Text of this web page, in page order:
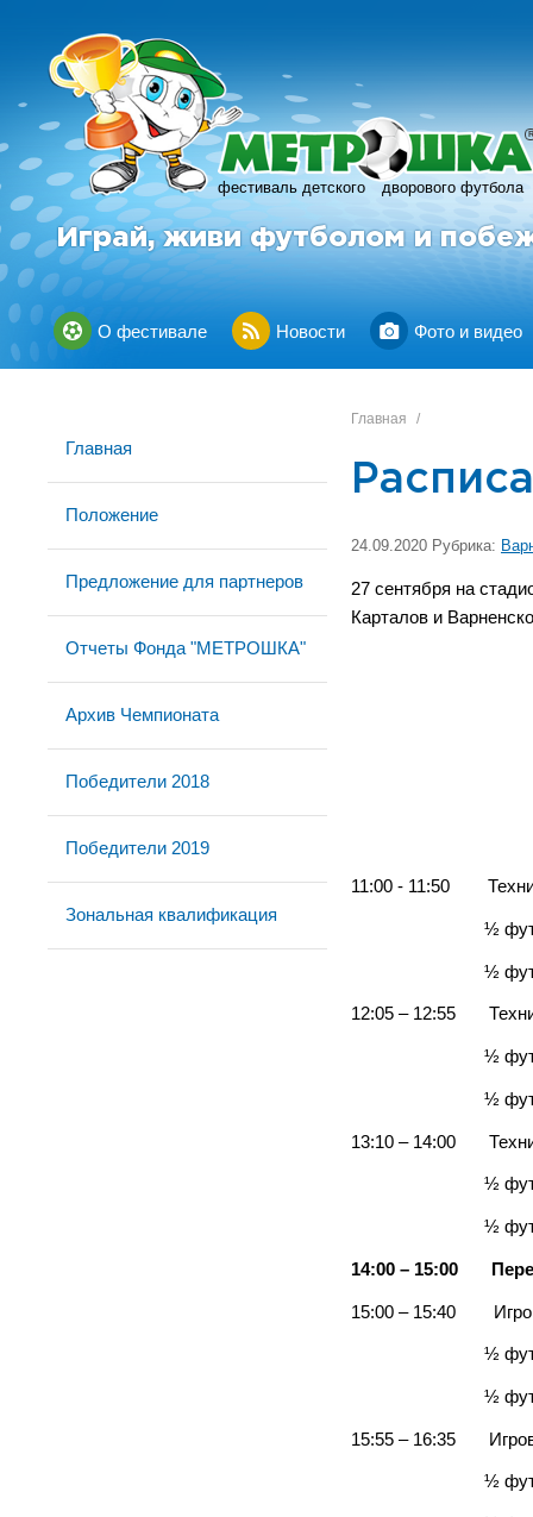
фестиваль детского дворового футбола
R
Играй, живи футболом и
О фестивале Новости Фото и видео
Главная
Положение
Предложение для партнеров
Отчеты Фонда "МЕТРОШКА"
Архив Чемпионата
Победители 2018
Победители 2019
Зональная квалификация
Главная /
24.09.2020 Рубрика:
27 сентября на
Карталов и
11:00 - 11:50
½ футбольного
½ футбольного
12:05 – 12:55
½ футбольного
½ футбольного
13:10 – 14:00
½ футбольного
½ футбольного
14:00 – 15:00
15:00 – 15:40
½ футбольного
½ футбольного
15:55 – 16:35
½ футбольного